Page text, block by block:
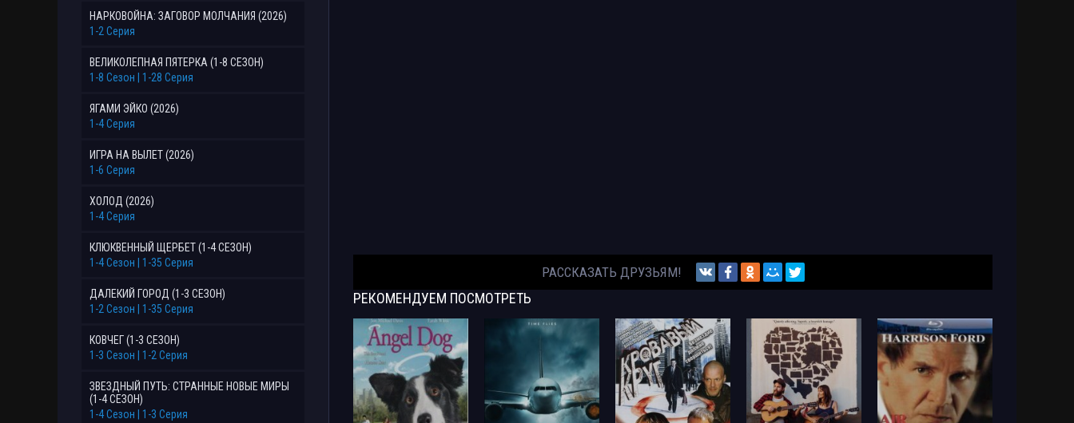
РАССКАЗАТЬ ДРУЗЬЯМ!
РЕКОМЕНДУЕМ ПОСМОТРЕТЬ
НАРКОВОЙНА: ЗАГОВОР МОЛЧАНИЯ (2026)
1-2 Серия
ВЕЛИКОЛЕПНАЯ ПЯТЕРКА (1-8 СЕЗОН)
1-8 Сезон | 1-28 Серия
ЯГАМИ ЭЙКО (2026)
1-4 Серия
ИГРА НА ВЫЛЕТ (2026)
1-6 Серия
ХОЛОД (2026)
1-4 Серия
КЛЮКВЕННЫЙ ЩЕРБЕТ (1-4 СЕЗОН)
1-4 Сезон | 1-35 Серия
ДАЛЕКИЙ ГОРОД (1-3 СЕЗОН)
1-2 Сезон | 1-35 Серия
КОВЧЕГ (1-3 СЕЗОН)
1-3 Сезон | 1-2 Серия
ЗВЕЗДНЫЙ ПУТЬ: СТРАННЫЕ НОВЫЕ МИРЫ
(1-4 СЕЗОН)
1-4 Сезон | 1-3 Серия